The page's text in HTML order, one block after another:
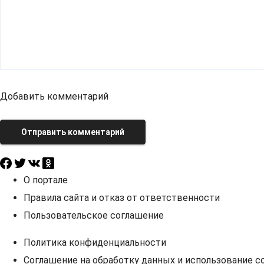
Добавить комментарий
Отправить комментарий
О портале
Правила сайта и отказ от ответственности
Пользовательское соглашение
Политика конфиденциальности
Соглашение на обработку данных и использование